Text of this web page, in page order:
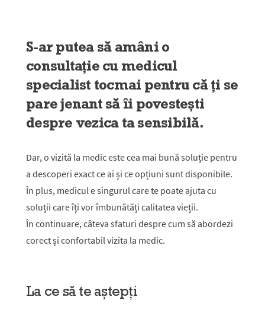
S-ar putea să amâni o
consultație cu medicul
specialist tocmai pentru că ți se
pare jenant să îi povestești
despre vezica ta sensibilă.
Dar, o vizită la medic este cea mai bună soluție pentru
a descoperi exact ce ai și ce opțiuni sunt disponibile.
În plus, medicul e singurul care te poate ajuta cu
soluții care îți vor îmbunătăți calitatea vieții.
În continuare, câteva sfaturi despre cum să abordezi
corect și confortabil vizita la medic.
La ce să te aștepți